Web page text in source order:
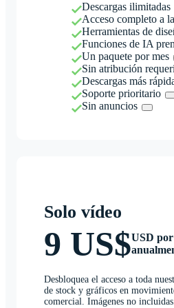
Descargas ilimitadas
Acceso completo a
Herramientas de
Funciones de IA
Un paquete por mes
Sin atribución
Descargas más
Soporte prioritario
Sin anuncios
Solo vídeo
9 US$USD
Desbloquea el acceso a toda
de stock y gráficos en
comercial. Imágenes no